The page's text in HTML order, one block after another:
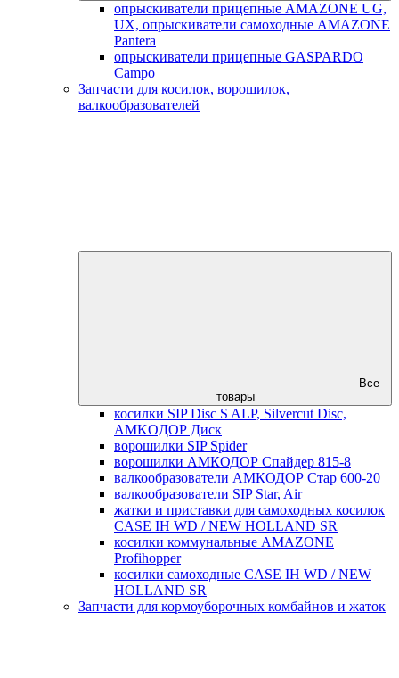
опрыскиватели прицепные AMAZONE UG,
UX, опрыскиватели самоходные AMAZONE
Pantera
опрыскиватели прицепные GASPARDO
Campo
Запчасти для косилок, ворошилок,
валкообразователей
Все
товары
косилки SIP Disc S ALP, Silvercut Disc,
AMKOДОР Диск
ворошилки SIP Spider
ворошилки АМКОДОР Спайдер 815-8
валкообразователи АМКОДОР Стар 600-20
валкообразователи SIP Star, Air
жатки и приставки для самоходных косилок
CASE IH WD / NEW HOLLAND SR
косилки коммунальные AMAZONE
Profihopper
косилки самоходные CASE IH WD / NEW
HOLLAND SR
Запчасти для кормоуборочных комбайнов и жаток